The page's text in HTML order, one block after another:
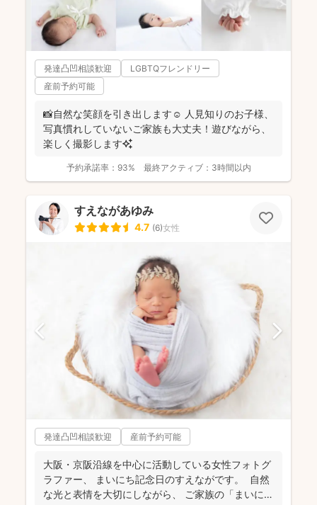
発達凸凹相談歓迎
LGBTQフレンドリー
産前予約可能
📸自然な笑顔を引き出します☺️ 人見知りのお子様、
写真慣れしていないご家族も大丈夫！遊びながら、
楽しく撮影します✨
予約承諾率： 93% 最終アクティブ： 3時間以内
すえながあゆみ
4.7 (6)女性
発達凸凹相談歓迎 産前予約可能
大阪・京阪沿線を中心に活動している女性フォトグ
ラファー、 まいにち記念日のすえながです。 自然
な光と表情を大切にしながら、 ご家族の「まいに